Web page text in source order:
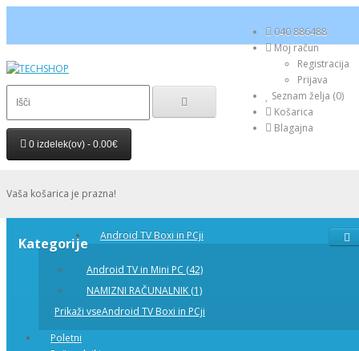
040 886488
Moj račun
Registracija
Prijava
Seznam želja (0)
Košarica
Blagajna
0 izdelek(ov) - 0.00€
Vaša košarica je prazna!
Kategorije Android TV Boxi in PCji
Android TV in Mini PC (42)
NAMIZNI RAČUNALNIK (1)
Prikaži vseAndroid TV Boxi in PCji
Poletni